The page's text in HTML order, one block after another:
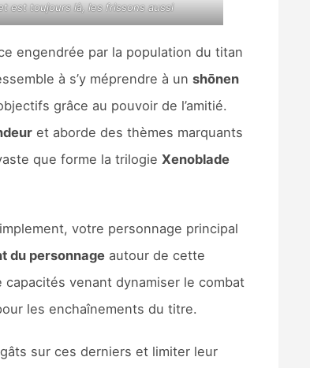
est toujours là, les frissons aussi
engendrée par la population du titan
à s’y méprendre à un shōnen
grâce au pouvoir de l’amitié.
et aborde des thèmes marquants
que forme la trilogie Xenoblade
votre personnage principal
du personnageautour de cette
venant dynamiser le combat
les enchaînements du titre.
sur ces derniers et limiter leur